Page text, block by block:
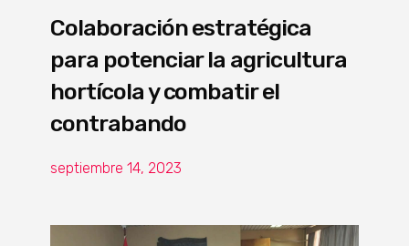
Colaboración estratégica
para potenciar la agricultura
hortícola y combatir el
contrabando
septiembre 14, 2023